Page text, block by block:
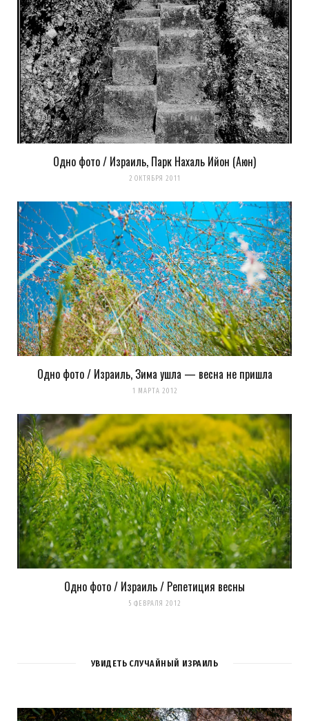
Одно фото / Израиль, Парк Нахаль Ийон (Аюн)
2 ОКТЯБРЯ 2011
Одно фото / Израиль, Зима ушла — весна не пришла
1 МАРТА 2012
Одно фото / Израиль / Репетиция весны
5 ФЕВРАЛЯ 2012
УВИДЕТЬ СЛУЧАЙНЫЙ ИЗРАИЛЬ